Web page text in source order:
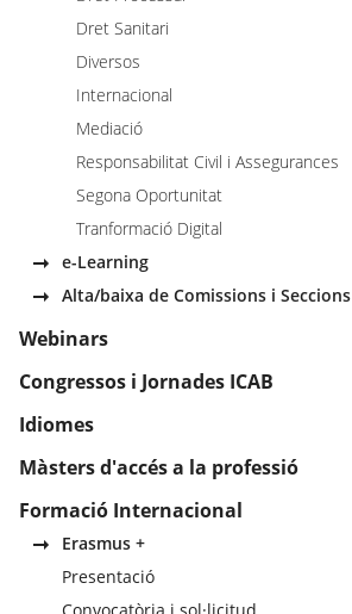
Dret Sanitari
Diversos
Internacional
Mediació
Responsabilitat Civil i Assegurances
Segona Oportunitat
Tranformació Digital
e-Learning
Alta/baixa de Comissions i Seccions
Webinars
Congressos i Jornades ICAB
Idiomes
Màsters d'accés a la professió
Formació Internacional
Erasmus +
Presentació